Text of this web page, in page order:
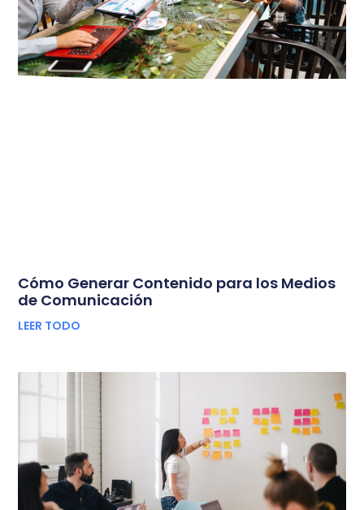
Cómo Generar Contenido para los Medios
de Comunicación
LEER TODO